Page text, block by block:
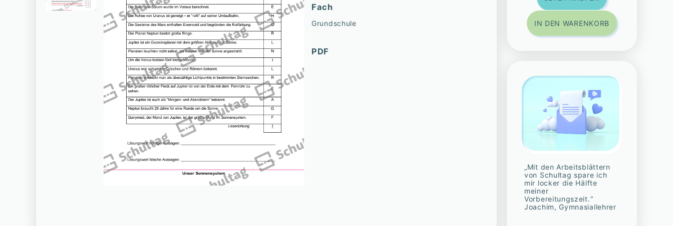
Fach
Grundschule
PDF
IN DEN WARENKORB
„Mit den Arbeitsblättern
von Schultag spare ich
mir locker die Hälfte
meiner
Vorbereitungszeit.“
Joachim, Gymnasiallehrer